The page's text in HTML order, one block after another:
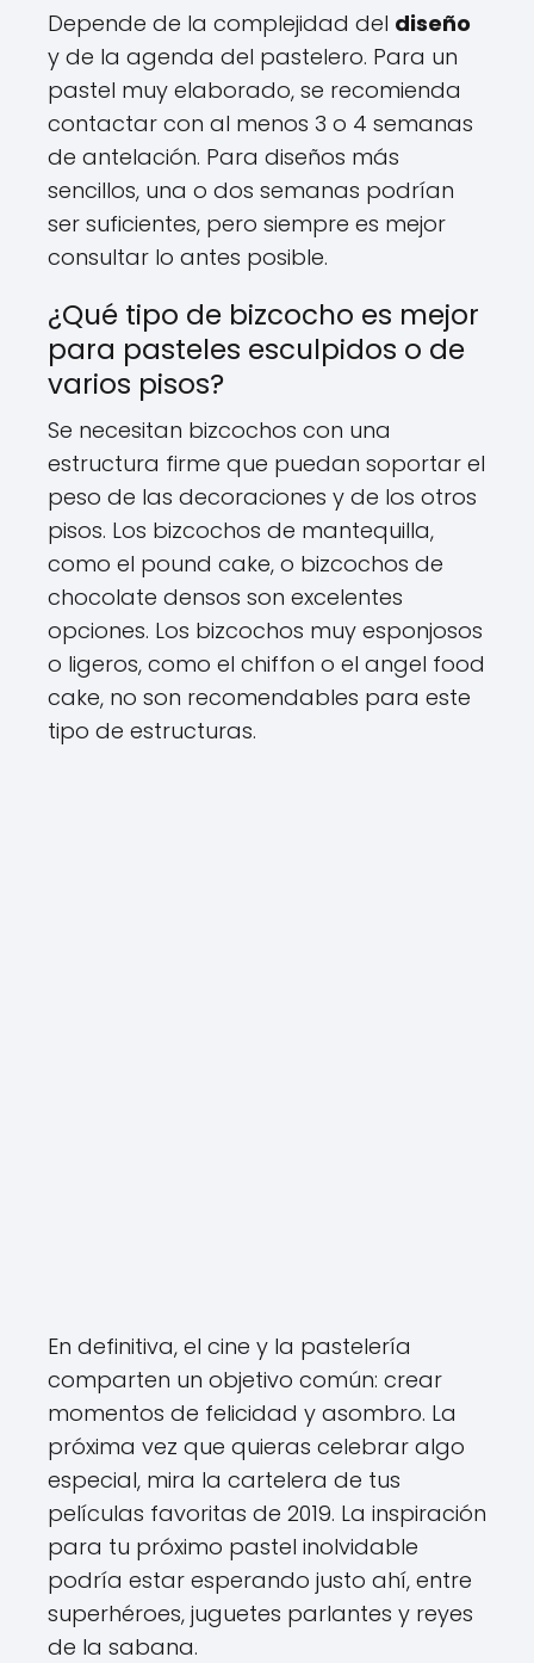
Depende de la complejidad del diseño
y de la agenda del pastelero. Para un
pastel muy elaborado, se recomienda
contactar con al menos 3 o 4 semanas
de antelación. Para diseños más
sencillos, una o dos semanas podrían
ser suficientes, pero siempre es mejor
consultar lo antes posible.
¿Qué tipo de bizcocho es mejor
para pasteles esculpidos o de
varios pisos?
Se necesitan bizcochos con una
estructura firme que puedan soportar el
peso de las decoraciones y de los otros
pisos. Los bizcochos de mantequilla,
como el pound cake, o bizcochos de
chocolate densos son excelentes
opciones. Los bizcochos muy esponjosos
o ligeros, como el chiffon o el angel food
cake, no son recomendables para este
tipo de estructuras.
En definitiva, el cine y la pastelería
comparten un objetivo común: crear
momentos de felicidad y asombro. La
próxima vez que quieras celebrar algo
especial, mira la cartelera de tus
películas favoritas de 2019. La inspiración
para tu próximo pastel inolvidable
podría estar esperando justo ahí, entre
superhéroes, juguetes parlantes y reyes
de la sabana.